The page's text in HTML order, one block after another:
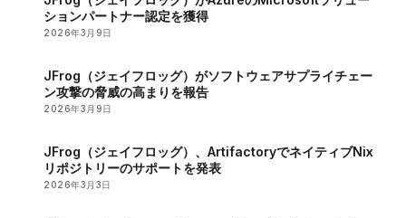
ションパートナー認定を獲得
2026年3月9日
JFrog（ジェイフロッグ）がソフトウェアサプライチェー
ン攻撃の脅威の高まりを報告
2026年3月9日
JFrog（ジェイフロッグ）、ArtifactoryでネイティブNix
リポジトリーのサポートを発表
2026年3月3日